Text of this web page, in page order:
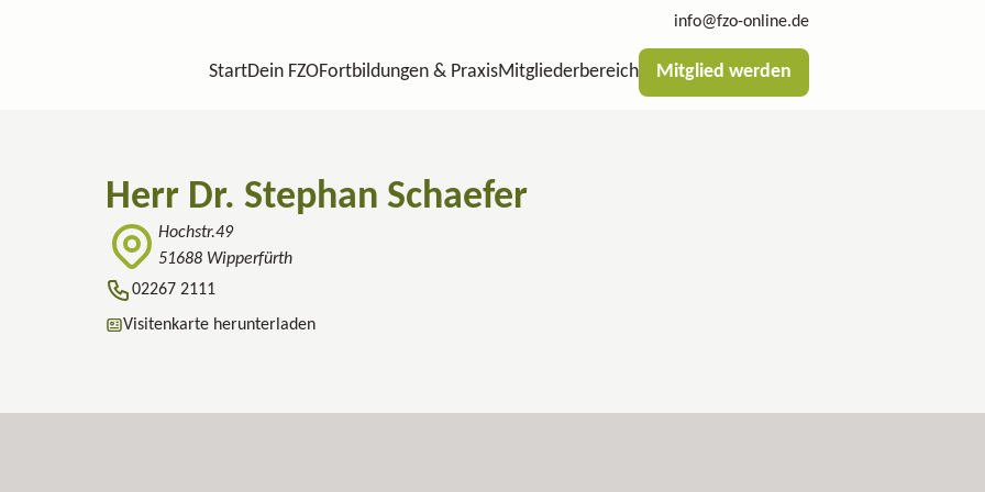
info@fzo-online.de
StartDein FZOFortbildungen & PraxisMitgliederbereich Mitglied werden
Herr Dr. Stephan Schaefer
Hochstr.49
51688 Wipperfürth
02267 2111
Visitenkarte herunterladen